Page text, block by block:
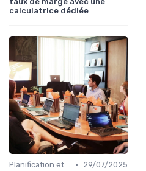
calculatrice dédiée
Planification et stratégie de vente •
29/07/2025